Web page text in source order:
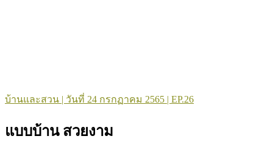
บ้านและสวน | วันที่ 24 กรกฏาคม 2565 | EP.26
แบบบ้าน สวยงาม